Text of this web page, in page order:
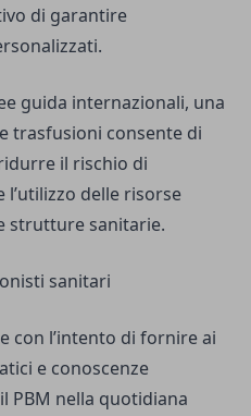
di garantire
guida internazionali, una
trasfusioni consente di
il rischio di
delle risorse
strutture sanitarie.
sanitari
con l’intento di fornire ai
e conoscenze
PBM nella quotidiana